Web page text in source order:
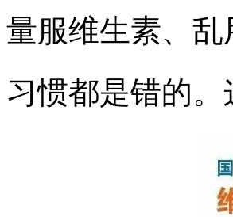
量服维生素、
习惯都是错的